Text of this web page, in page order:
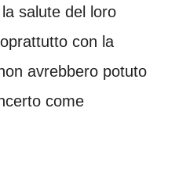
salute del loro
con la
avrebbero potuto
come